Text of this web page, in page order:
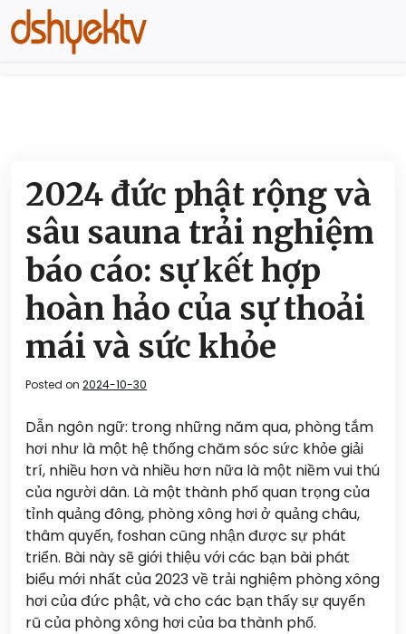
2024 đức phật rộng và
sâu sauna trải nghiệm
báo cáo: sự kết hợp
hoàn hảo của sự thoải
mái và sức khỏe
Posted on 2024-10-30
Dẫn ngôn ngữ: trong những năm qua, phòng tắm
hơi như là một hệ thống chăm sóc sức khỏe giải
trí, nhiều hơn và nhiều hơn nữa là một niềm vui thú
của người dân. Là một thành phố quan trọng của
tỉnh quảng đông, phòng xông hơi ở quảng châu,
thâm quyến, foshan cũng nhận được sự phát
triển. Bài này sẽ giới thiệu với các bạn bài phát
biểu mới nhất của 2023 về trải nghiệm phòng xông
hơi của đức phật, và cho các bạn thấy sự quyến
rũ của phòng xông hơi của ba thành phố.